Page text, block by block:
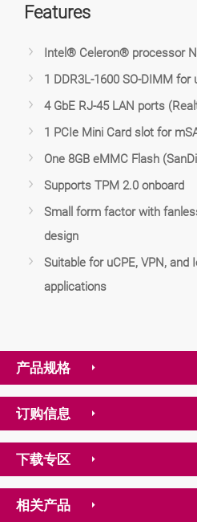
Features
Intel® Celeron® processor
1 DDR3L-1600 SO-DIMM
4 GbE RJ-45 LAN ports
1 PCIe Mini Card slot for
One 8GB eMMC Flash
Supports TPM 2.0 onboard
Small form factor with
design
Suitable for uCPE, VPN, and
applications
产品规格
订购信息
下载专区
相关产品